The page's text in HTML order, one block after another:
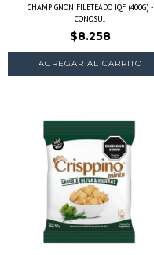
CHAMPIGNON FILETEADO IQF (400G) -
CONOSU...
$8.258